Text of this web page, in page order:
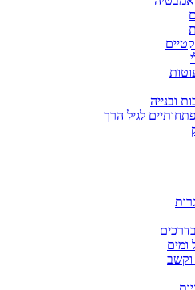
ובנייה
לגיל הרך
ומים
וקשב